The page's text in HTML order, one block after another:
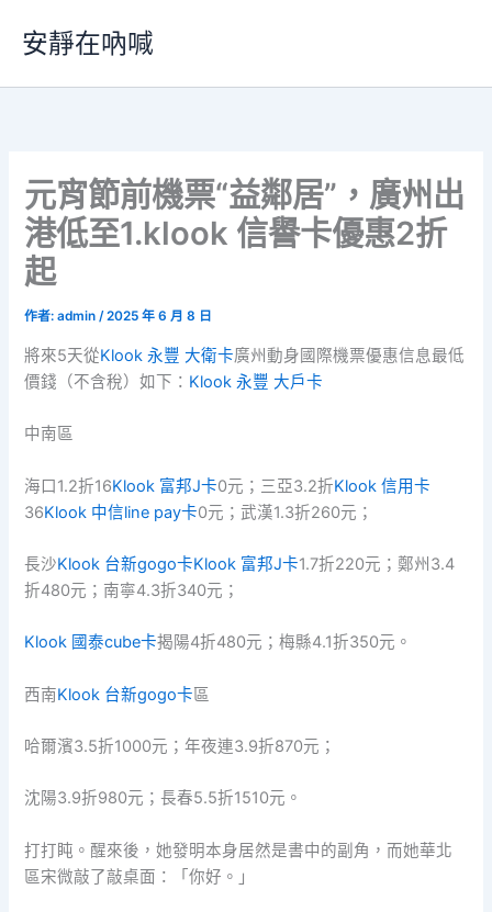
要
安靜在吶喊
元宵節前機票“益鄰居”，廣州出
港低至1.klook 信譽卡優惠2折
起
作者:admin/2025 年 6 月 8 日
將來5天從Klook 永豐 大衛卡廣州動身國際機票優惠信息最低
價錢（不含稅）如下： Klook 永豐 大戶卡
中南區
海口1.2折16Klook 富邦J卡0元；三亞3.2折Klook 信用卡
36Klook 中信line pay卡0元；武漢1.3折260元；
長沙Klook 台新gogo卡Klook 富邦J卡1.7折220元；鄭州3.4
折480元；南寧4.3折340元；
Klook 國泰cube卡揭陽4折480元；梅縣4.1折350元。
西南Klook 台新gogo卡區
哈爾濱3.5折1000元；年夜連3.9折870元；
沈陽3.9折980元；長春5.5折1510元。
打打盹。醒來後，她發明本身居然是書中的副角，而她華北
區宋微敲了敲桌面：「你好。」